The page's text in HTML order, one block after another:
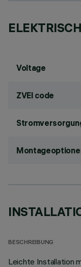
Voltage
ZVEI code
BESCHREIBUNG
Leichte Installation